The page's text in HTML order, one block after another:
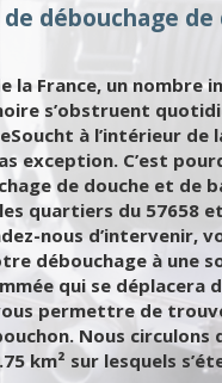
débouchage de
la France, un nombre
s’obstruent
à l’intérieur de
exception. C’est
de douche et de
quartiers du 57658
nous d’intervenir,
débouchage à une
qui se déplacera
permettre de
Nous circulons
km² sur lesquels